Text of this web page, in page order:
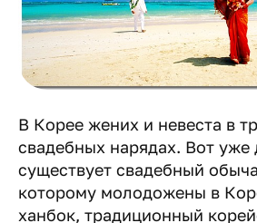
В Корее жених и невеста в
свадебных нарядах. Вот уже
существует свадебный
которому молодожены в
ханбок, традиционный